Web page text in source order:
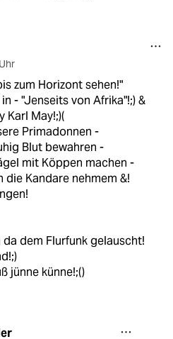
zum Horizont sehen!"
- "Jenseits von Afrika"!;) &
Karl May!;)(
Primadonnen -
Blut bewahren -
mit Köppen machen -
die Kandare nehmem &!
dem Flurfunk gelauscht!
jünne künne!;()